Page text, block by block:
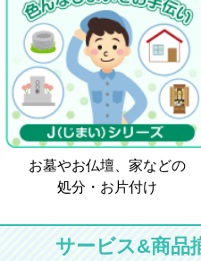
お墓やお仏壇、家などの
処分・お片付け
サービス&商品